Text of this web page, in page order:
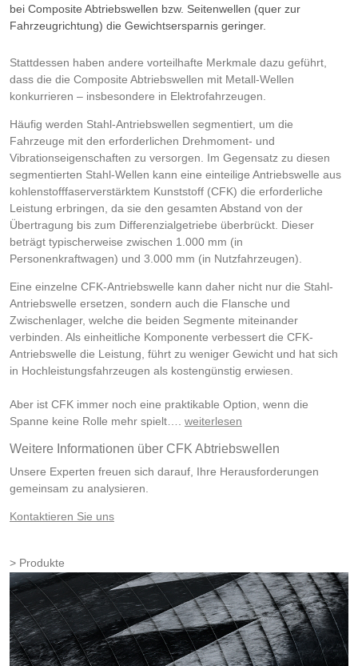
bei Composite Abtriebswellen bzw. Seitenwellen (quer zur
Fahrzeugrichtung) die Gewichtsersparnis geringer.
Stattdessen haben andere vorteilhafte Merkmale dazu geführt,
dass die die Composite Abtriebswellen mit Metall-Wellen
konkurrieren – insbesondere in Elektrofahrzeugen.
Häufig werden Stahl-Antriebswellen segmentiert, um die
Fahrzeuge mit den erforderlichen Drehmoment- und
Vibrationseigenschaften zu versorgen. Im Gegensatz zu diesen
segmentierten Stahl-Wellen kann eine einteilige Antriebswelle aus
kohlenstofffaserverstärktem Kunststoff (CFK) die erforderliche
Leistung erbringen, da sie den gesamten Abstand von der
Übertragung bis zum Differenzialgetriebe überbrückt. Dieser
beträgt typischerweise zwischen 1.000 mm (in
Personenkraftwagen) und 3.000 mm (in Nutzfahrzeugen).
Eine einzelne CFK-Antriebswelle kann daher nicht nur die Stahl-
Antriebswelle ersetzen, sondern auch die Flansche und
Zwischenlager, welche die beiden Segmente miteinander
verbinden. Als einheitliche Komponente verbessert die CFK-
Antriebswelle die Leistung, führt zu weniger Gewicht und hat sich
in Hochleistungsfahrzeugen als kostengünstig erwiesen.
Aber ist CFK immer noch eine praktikable Option, wenn die
Spanne keine Rolle mehr spielt…. weiterlesen
Weitere Informationen über CFK Abtriebswellen
Unsere Experten freuen sich darauf, Ihre Herausforderungen
gemeinsam zu analysieren.
Kontaktieren Sie uns
Produkte